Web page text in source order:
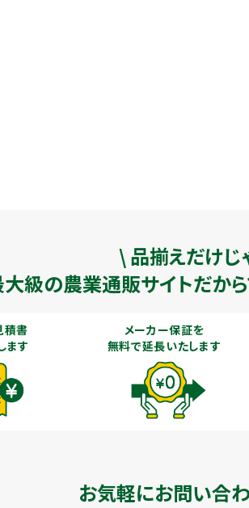
\ 品揃えだけじ
大級の農業通販サイトだか
積書
ます
メーカー保証を
無料で延長いたします
お気軽にお問い合わ